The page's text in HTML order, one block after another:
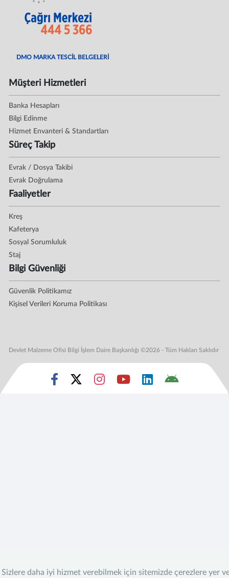
Sizlere daha iyi hizmet verebilmek için sitemizde çerezlere yer
DMO MARKA TESCİL BELGELERİ
Müşteri Hizmetleri
Banka Hesapları
Bilgi Edinme
Hizmet Envanteri & Standartları
Süreç Takip
Evrak / Dosya Takibi
Evrak Doğrulama
Faaliyetler
Kreş
Kafeterya
Sosyal Sorumluluk
Staj
Bilgi Güvenliği
Güvenlik Politikamız
Kişisel Verileri Koruma Politikası
Devlet Malzeme Ofisi Bilgi İşlem Daire Başkanlığı ©2026 - Tüm Hakları Saklıdır